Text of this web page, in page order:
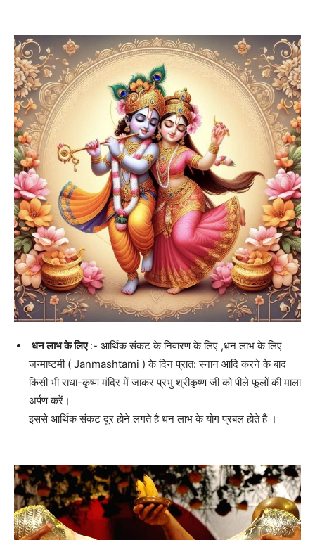
धन लाभ के लिए:- आर्थिक संकट के निवारण के लिए ,धन लाभ के लिए
जन्माष्टमी ( Janmashtami ) के दिन प्रात: स्नान आदि करने के बाद
किसी भी राधा-कृष्ण मंदिर में जाकर प्रभु श्रीकृष्ण जी को पीले फूलों की माला
अर्पण करें।
इससे आर्थिक संकट दूर होने लगते है धन लाभ के योग प्रबल होते है ।